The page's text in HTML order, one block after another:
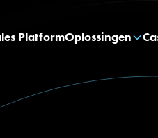
PlatformOplossingen